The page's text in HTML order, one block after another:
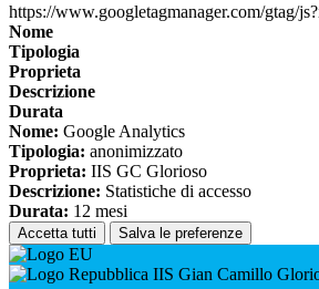
https://www.googletagmanager.com/gtag/
Nome
Tipologia
Proprieta
Descrizione
Durata
Nome: Google Analytics
Tipologia: anonimizzato
Proprieta: IIS GC Glorioso
Descrizione: Statistiche di accesso
Durata: 12 mesi
Accetta tutti Salva le preferenze
IIS Gian Camillo